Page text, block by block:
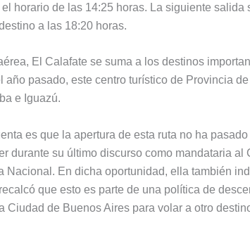
horario de las 14:25 horas. La siguiente
a las 18:20 horas.
El Calafate se suma a los destinos
año pasado, este centro turístico de Provincia
e Iguazú.
es que la apertura de esta ruta no ha
durante su último discurso como mandataria
Nacional. En dicha oportunidad, ella también
que esto es parte de una política de
Ciudad de Buenos Aires para volar a otro